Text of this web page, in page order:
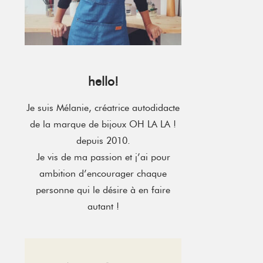
hello!
Je suis Mélanie, créatrice autodidacte
de la marque de bijoux OH LA LA !
depuis 2010.
Je vis de ma passion et j’ai pour
ambition d’encourager chaque
personne qui le désire à en faire
autant !